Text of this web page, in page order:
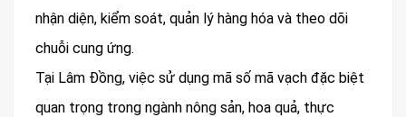
nhận diện, kiểm soát, quản lý hàng hóa và theo dõi
chuỗi cung ứng.
Tại Lâm Đồng, việc sử dụng mã số mã vạch đặc biệt
quan trọng trong ngành nông sản, hoa quả, thực